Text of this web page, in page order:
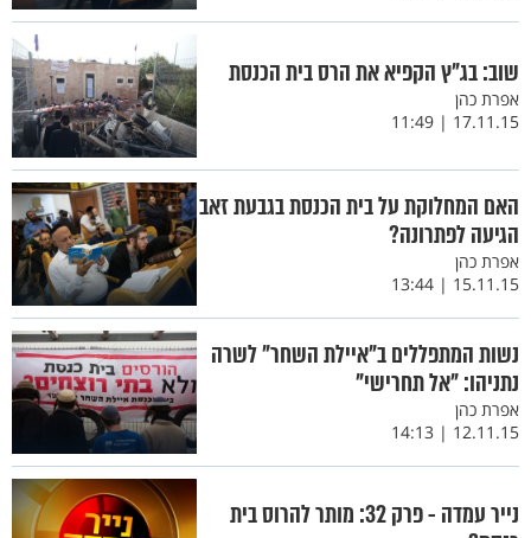
שוב: בג"ץ הקפיא את הרס בית הכנסת
אפרת כהן
17.11.15 | 11:49
האם המחלוקת על בית הכנסת בגבעת זאב
הגיעה לפתרונה?
אפרת כהן
15.11.15 | 13:44
נשות המתפללים ב"איילת השחר" לשרה
נתניהו: "אל תחרישי"
אפרת כהן
12.11.15 | 14:13
נייר עמדה - פרק 32: מותר להרוס בית